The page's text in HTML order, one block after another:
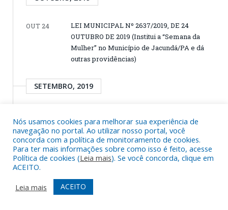
OUT 24
LEI MUNICIPAL Nº 2637/2019, DE 24
OUTUBRO DE 2019 (Institui a “Semana da
Mulher” no Município de Jacundá/PA e dá
outras providências)
SETEMBRO, 2019
SETEMBRO DE 2019 (Institui o “Dia Municipal
de Pessoa Idosa” no Município de
Jacundá/PA e dá outras providências)
SET 20
LEI MUNICIPAL Nº 2635/2019, DE 20
disponibilização de cadeiras de rodas em
todas as escolas da rede municipal de ensino,
Nós usamos cookies para melhorar sua experiência de
navegação no portal. Ao utilizar nosso portal, você
concorda com a política de monitoramento de cookies.
Para ter mais informações sobre como isso é feito, acesse
Política de cookies (Leia mais). Se você concorda, clique em
ACEITO.
Leia mais
ACEITO